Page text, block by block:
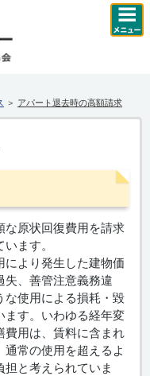
＞ アパート退去時の高額請求
な原状回復費用を請求
ます。
により発生した建物価
、善管注意義務違
な使用による損耗・毀
ます。いわゆる経年変
費用は、賃料に含まれ
常の使用を超えるよ
と考えられていま